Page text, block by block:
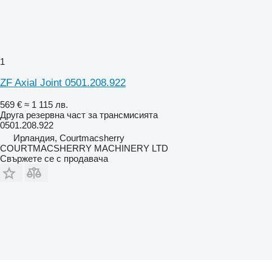
1
ZF Axial Joint 0501.208.922
569 € ≈ 1 115 лв.
Друга резервна част за трансмисията
0501.208.922
Ирландия, Courtmacsherry
COURTMACSHERRY MACHINERY LTD
Свържете се с продавача